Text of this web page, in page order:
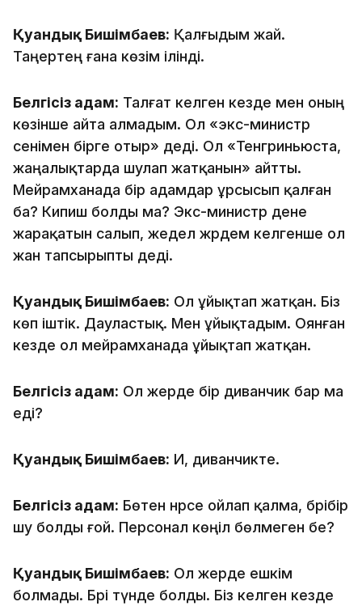
Қуандық Бишімбаев: Қалғыдым жай.
Таңертең ғана көзім ілінді.
Белгісіз адам: Талғат келген кезде мен оның
көзінше айта алмадым. Ол «экс-министр
сенімен бірге отыр» деді. Ол «Тенгриньюста,
жаңалықтарда шулап жатқанын» айтты.
Мейрамханада бір адамдар ұрсысып қалған
ба? Кипиш болды ма? Экс-министр дене
жарақатын салып, жедел жәрдем келгенше ол
жан тапсырыпты деді.
Қуандық Бишімбаев: Ол ұйықтап жатқан. Біз
көп іштік. Дауластық. Мен ұйықтадым. Оянған
кезде ол мейрамханада ұйықтап жатқан.
Белгісіз адам: Ол жерде бір диванчик бар ма
еді?
Қуандық Бишімбаев: Иә, диванчикте.
Белгісіз адам: Бөтен нәрсе ойлап қалма, бәрібір
шу болды ғой. Персонал көңіл бөлмеген бе?
Қуандық Бишімбаев: Ол жерде ешкім
болмады. Бәрі түнде болды. Біз келген кезде